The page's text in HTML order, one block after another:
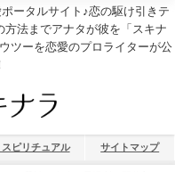
ータルサイト♪恋の駆け引きテ
法までアナタが彼を「スキナ
ツーを恋愛のプロライターが公
ピリチュアル サイトマップ